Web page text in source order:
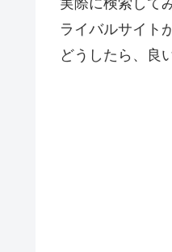
実際に検索して
ライバルサイト
どうしたら、良